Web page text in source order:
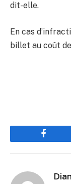
dit-elle.
En cas
billet au coût